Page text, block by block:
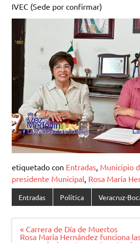
IVEC (Sede por confirmar)
etiquetado con Entradas, Municipio
presidente Municipal, Rosa María
Entradas Política Veracruz-
Navegación
de
« Carrera de Día de Muertos
Rosa María Hernández funciona